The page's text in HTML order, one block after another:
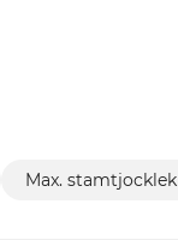
Max. stamtjocklek